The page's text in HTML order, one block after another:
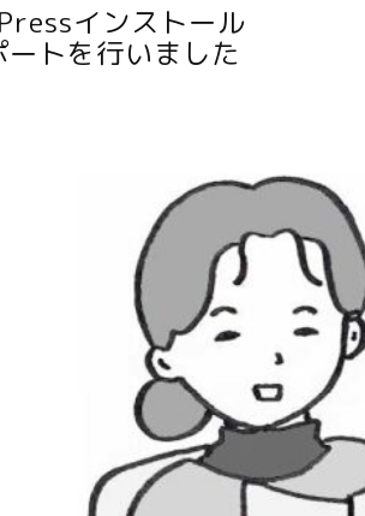
インストール
ートを行いました